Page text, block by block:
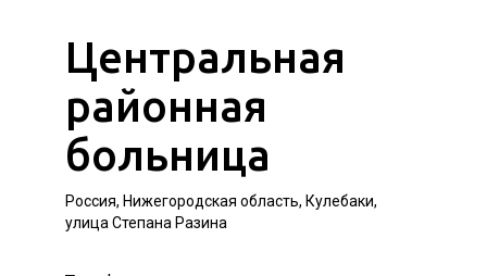
Центральная
районная
больница
Россия, Нижегородская область, Кулебаки,
улица Степана Разина